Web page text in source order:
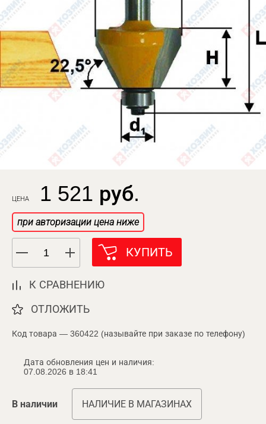
ЦЕНА 1 521 руб.
при авторизации цена ниже
КУПИТЬ
К СРАВНЕНИЮ
ОТЛОЖИТЬ
Код товара — 360422 (называйте при заказе по телефону)
Дата обновления цен и наличия:
07.08.2026 в 18:41
В наличии НАЛИЧИЕ В МАГАЗИНАХ